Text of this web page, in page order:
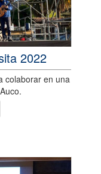
2022
colaborar en una